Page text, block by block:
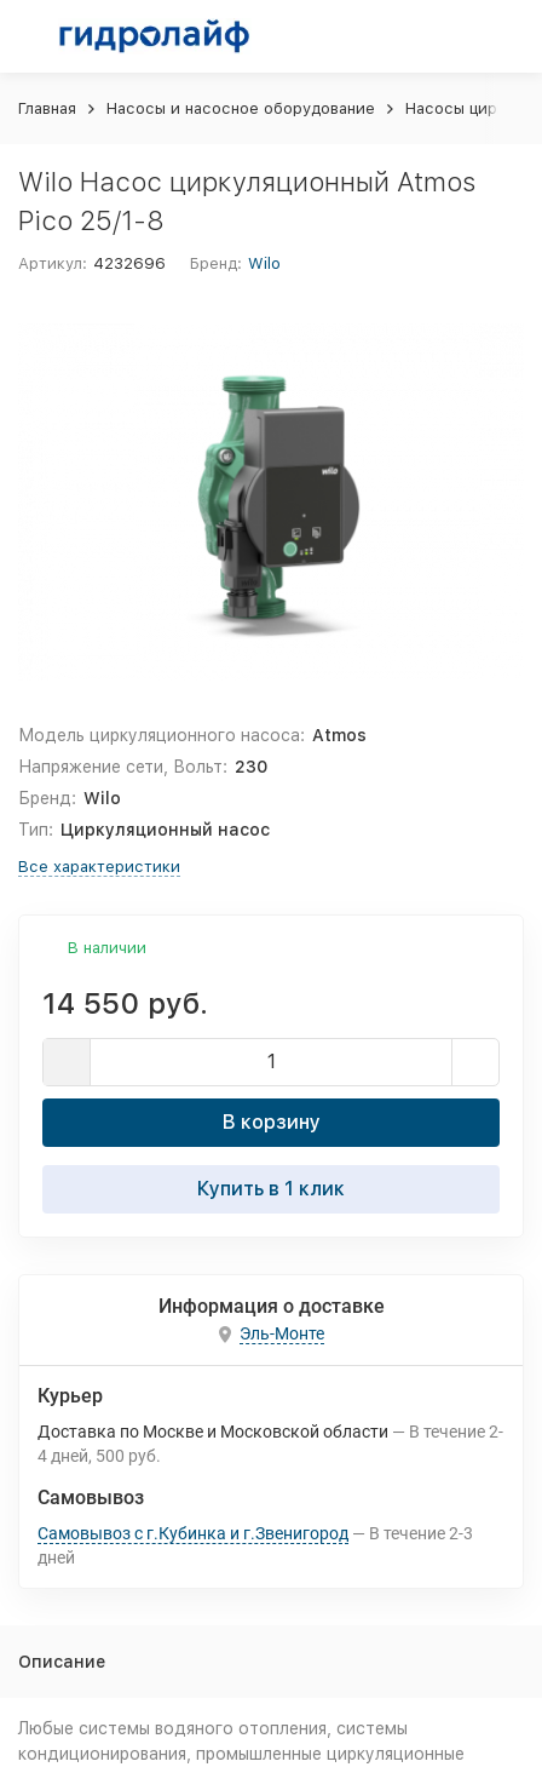
Главная Насосы и насосное оборудование Насосы
Wilo Насос циркуляционный Atmos
Pico 25/1-8
Артикул: 4232696 Бренд: Wilo
Модель циркуляционного насоса: Atmos
Напряжение сети, Вольт: 230
Бренд: Wilo
Тип: Циркуляционный насос
Все характеристики
В наличии
14 550 руб.
В корзину
Купить в 1 клик
Информация о доставке
Эль-Монте
Курьер
Доставка по Москве и Московской области В течение2-
4 дней 500 руб.
Самовывоз
Самовывоз с г.Кубинка и г.Звенигород В течение2-3
дней
Описание
Любые системы водяного отопления, системы
кондиционирования, промышленные циркуляционные